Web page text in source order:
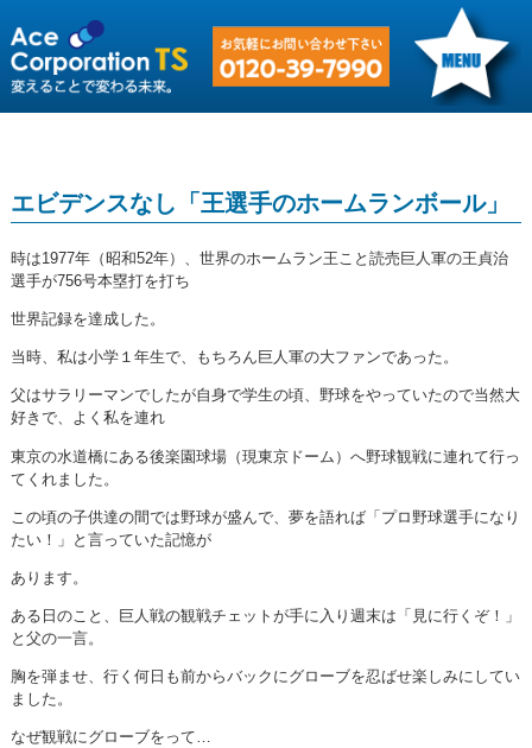
エビデンスなし「王選手のホームランボール」
時は1977年（昭和52年）、世界のホームラン王こと読売巨人軍の王貞治
選手が756号本塁打を打ち
世界記録を達成した。
当時、私は小学１年生で、もちろん巨人軍の大ファンであった。
父はサラリーマンでしたが自身で学生の頃、野球をやっていたので当然大
好きで、よく私を連れ
東京の水道橋にある後楽園球場（現東京ドーム）へ野球観戦に連れて行っ
てくれました。
この頃の子供達の間では野球が盛んで、夢を語れば「プロ野球選手になり
たい！」と言っていた記憶が
あります。
ある日のこと、巨人戦の観戦チェットが手に入り週末は「見に行くぞ！」
と父の一言。
胸を弾ませ、行く何日も前からバックにグローブを忍ばせ楽しみにしてい
ました。
なぜ観戦にグローブをって…